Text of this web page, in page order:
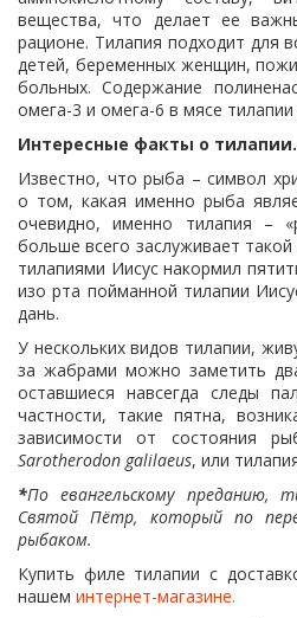
вещества, что делает ее
рационе. Тилапия подходит для
детей, беременных женщин,
больных. Содержание
омега-3 и омега-6 в мясе тилапии
Интересные факты о тилапии.
Известно, что рыба – символ
о том, какая именно рыба
очевидно, именно тилапия –
больше всего заслуживает
тилапиями Иисус накормил
изо рта пойманной тилапии
дань.
У нескольких видов тилапии,
за жабрами можно заметить
оставшиеся навсегда следы
частности, такие пятна,
зависимости от состояния
Sarotherodon galilaeus, или
*По евангельскому преданию,
Святой Пётр, который по
рыбаком.
Купить филе тилапии с
нашем интернет-магазине.